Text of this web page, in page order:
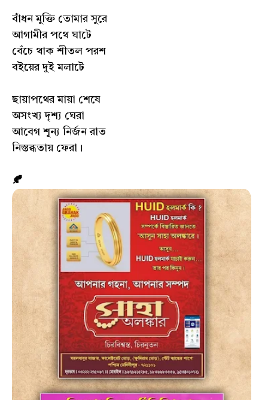
বাঁধন মুক্তি তোমার সুরে
আগামীর পথে ঘাটে
বেঁচে থাক শীতল পরশ
বইয়ের দুই মলাটে
ছায়াপথের মায়া শেষে
অসংখ্য দৃশ্য ঘেরা
আবেগ শূন্য নির্জন রাত
নিস্তব্ধতায় ফেরা।
🍂